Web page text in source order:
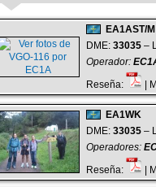
EA1AST/M
DME: 33035–
Operador:
Reseña:
|
EA1WK
DME: 33035–
Operadores:
Reseña:
|